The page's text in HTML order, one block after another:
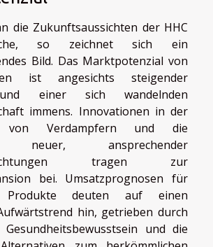
die Zukunftsaussichten der HHC
so zeichnet sich ein
Bild. Das Marktpotenzial von
ist angesichts steigender
einer sich wandelnden
immens. Innovationen in der
von Verdampfern und die
neuer, ansprechender
tragen zur
bei. Umsatzprognosen für
Produkte deuten auf einen
hin, getrieben durch
Gesundheitsbewusstsein und die